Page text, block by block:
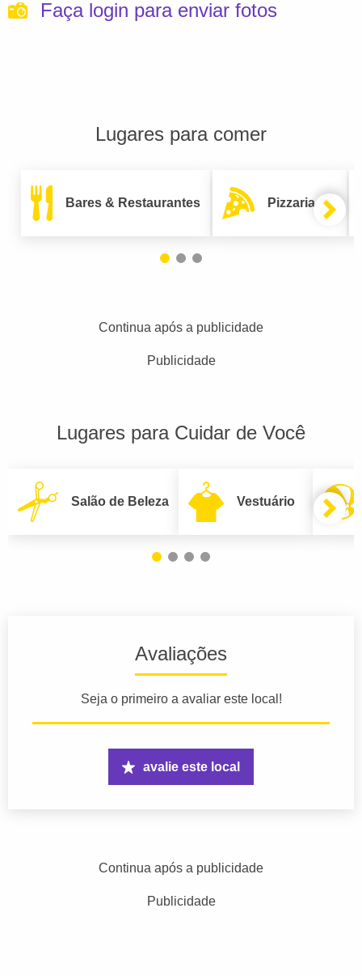
Faça login para enviar fotos
Lugares para comer
Bares & Restaurantes Pizzarias
Continua após a publicidade
Publicidade
Lugares para Cuidar de Você
Salão de Beleza Vestuário
Avaliações
Seja o primeiro a avaliar este local!
avalie este local
Continua após a publicidade
Publicidade